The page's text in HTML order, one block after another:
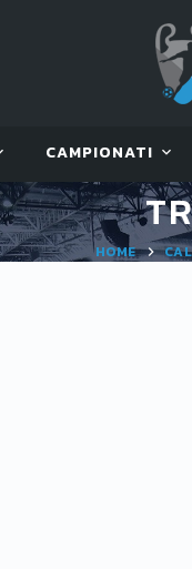
CAMPIONATI
HOME